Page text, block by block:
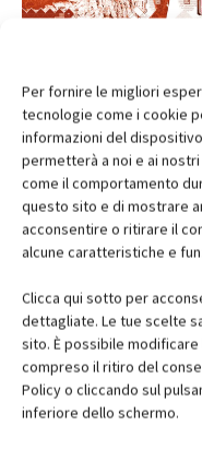
Per fornire le migliori
tecnologie come i cookie
informazioni del
permetterà a noi e ai
come il comportamento
questo sito e di mostrare
acconsentire o ritirare il
alcune caratteristiche e
Clicca qui sotto per
dettagliate. Le tue scelte
sito. È possibile
compreso il ritiro del
Policy o cliccando sul
inferiore dello schermo.